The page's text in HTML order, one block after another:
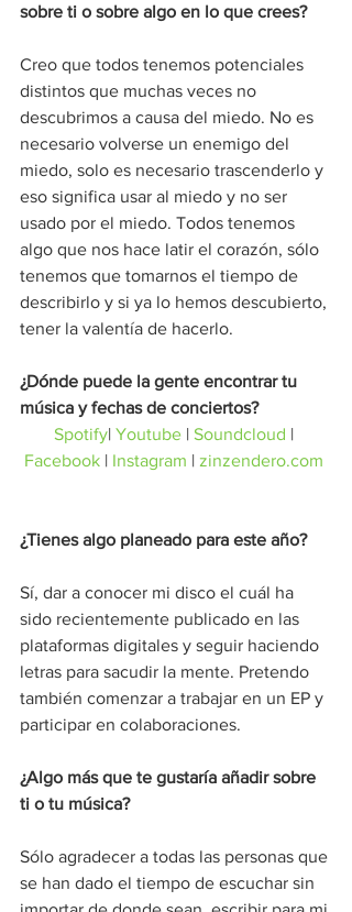
sobre ti o sobre algo en lo que crees?
Creo que todos tenemos potenciales
distintos que muchas veces no
descubrimos a causa del miedo. No es
necesario volverse un enemigo del
miedo, solo es necesario trascenderlo y
eso significa usar al miedo y no ser
usado por el miedo. Todos tenemos
algo que nos hace latir el corazón, sólo
tenemos que tomarnos el tiempo de
describirlo y si ya lo hemos descubierto,
tener la valentía de hacerlo.
¿Dónde puede la gente encontrar tu
música y fechas de conciertos?
Spotify| Youtube | Soundcloud |
Facebook | Instagram | zinzendero.com
¿Tienes algo planeado para este año?
Sí, dar a conocer mi disco el cuál ha
sido recientemente publicado en las
plataformas digitales y seguir haciendo
letras para sacudir la mente. Pretendo
también comenzar a trabajar en un EP y
participar en colaboraciones.
¿Algo más que te gustaría añadir sobre
ti o tu música?
Sólo agradecer a todas las personas que
se han dado el tiempo de escuchar sin